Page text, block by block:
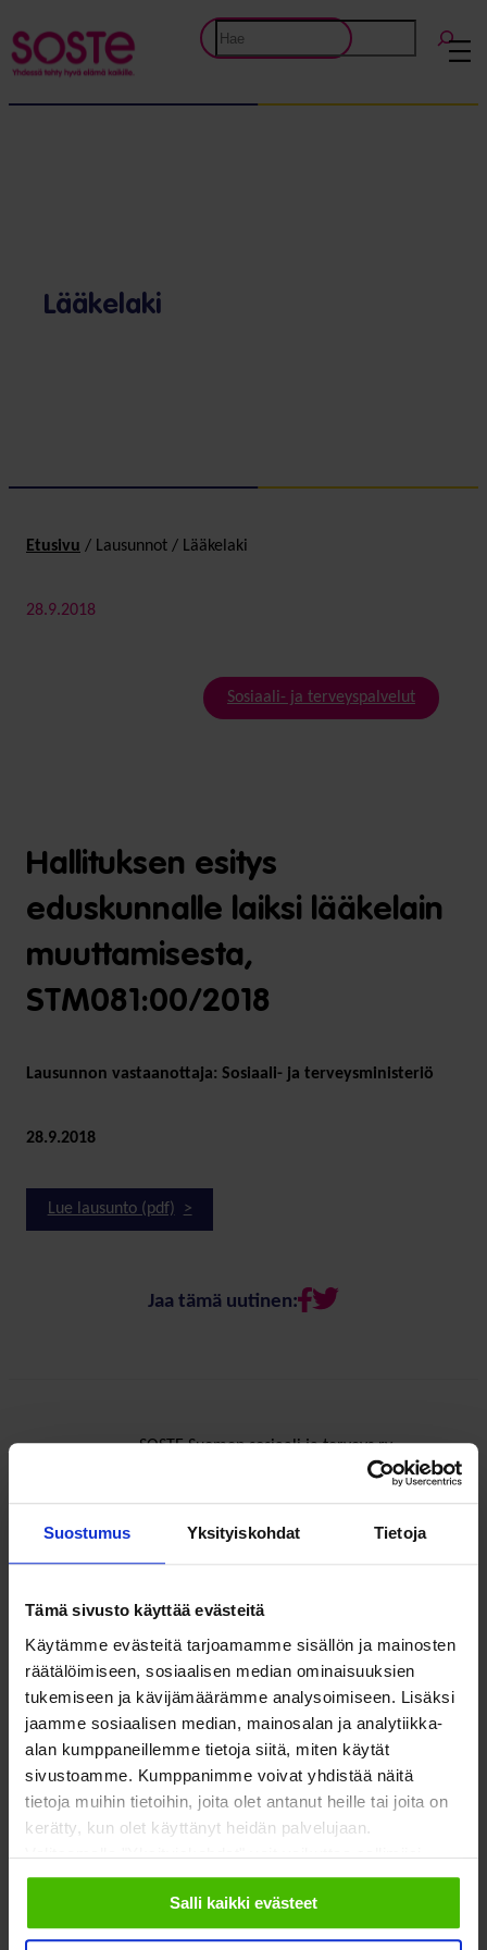
Suostumus Yksityiskohdat Tietoja
Tämä sivusto käyttää evästeitä
Käytämme evästeitä tarjoamamme sisällön ja mainosten
räätälöimiseen, sosiaalisen median ominaisuuksien
tukemiseen ja kävijämäärämme analysoimiseen. Lisäksi
jaamme sosiaalisen median, mainosalan ja analytiikka-
alan kumppaneillemme tietoja siitä, miten käytät
sivustoamme. Kumppanimme voivat yhdistää näitä
tietoja muihin tietoihin, joita olet antanut heille tai joita on
kerätty, kun olet käyttänyt heidän palvelujaan.
Valitsemalla "Yksityiskohdat" voit vaikuttaa sallimiisi
evästeisiin.
Salli kaikki evästeet
Etsi
Lääkelaki
Etusivu / Lausunnot / Lääkelaki
28.9.2018
Sosiaali- ja terveyspalvelut
Hallituksen esitys
eduskunnalle laiksi lääkelain
muuttamisesta,
STM081:00/2018
Lausunnon vastaanottaja: Sosiaali- ja terveysministeriö
28.9.2018
Lue lausunto (pdf)
Jaa tämä uutinen:
SOSTE Suomen sosiaali ja terveys ry
00100 Helsinki
Meistä
Jäsenjärjestöt
Jäsenedut ja -palvelut
Vaikuttaminen
demokratia
Hyvinvointitalous
Järjestöjen
Hyvinvoinnin ja terveyden
edistäminen